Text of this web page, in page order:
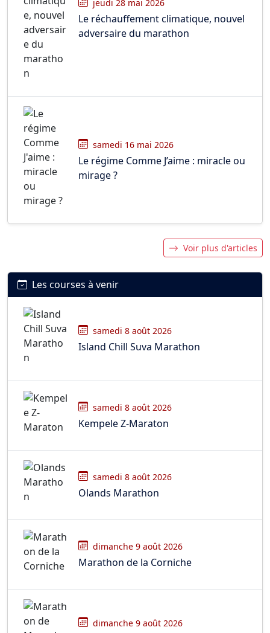
jeudi 28 mai 2026
Le réchauffement climatique, nouvel
adversaire du marathon
samedi 16 mai 2026
Le régime Comme J’aime : miracle ou
mirage ?
Voir plus d'articles
Les courses à venir
samedi 8 août 2026
Island Chill Suva Marathon
samedi 8 août 2026
Kempele Z-Maraton
samedi 8 août 2026
Olands Marathon
dimanche 9 août 2026
Marathon de la Corniche
dimanche 9 août 2026